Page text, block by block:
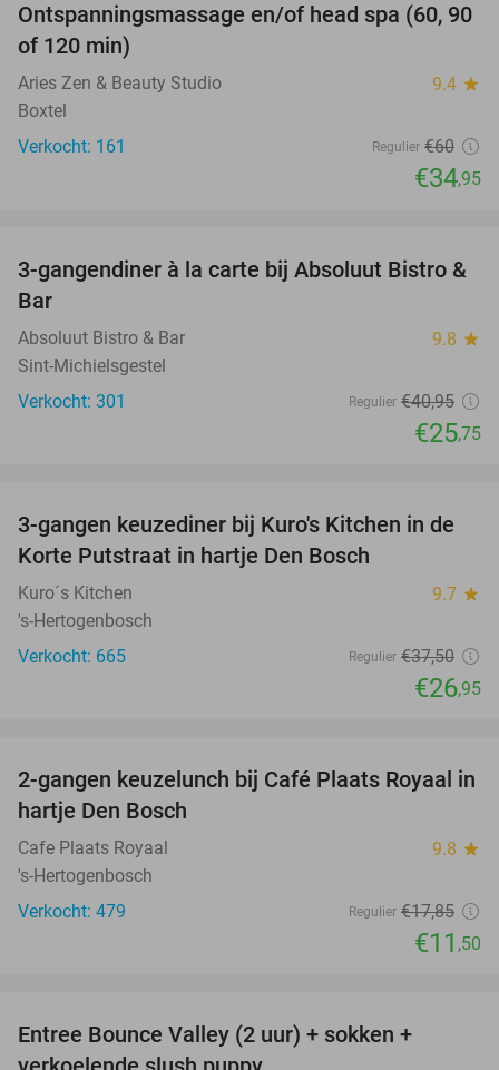
42%
Ontspanningsmassage en/of head spa (60, 90
of 120 min)
Aries Zen & Beauty Studio 9.4 star
Boxtel
Verkocht: 161
Regulier €60
€34,95
37%
3-gangendiner à la carte bij Absoluut Bistro &
Bar
Absoluut Bistro & Bar 9.8 star
Sint-Michielsgestel
Verkocht: 301
Regulier €40,95
€25,75
28%
3-gangen keuzediner bij Kuro's Kitchen in de
Korte Putstraat in hartje Den Bosch
Kuro´s Kitchen 9.7 star
's-Hertogenbosch
Verkocht: 665
Regulier €37,50
€26,95
36%
2-gangen keuzelunch bij Café Plaats Royaal in
hartje Den Bosch
Cafe Plaats Royaal 9.8 star
's-Hertogenbosch
Verkocht: 479
Regulier €17,85
€11 ,50
Entree Bounce Valley (2 uur) + sokken +